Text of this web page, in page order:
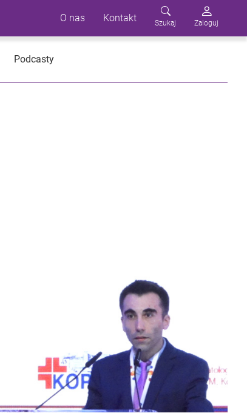
O nas Kontakt Szukaj Zaloguj
Podcasty